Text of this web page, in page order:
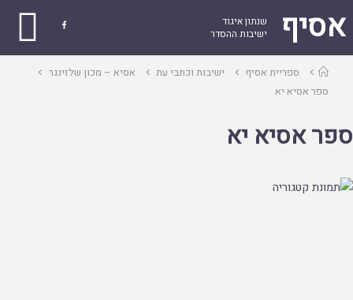
אסיף
שנתון איגוד
ישיבות ההסדר

עמוד
ראשי
ספריית אסיף ישיבות וכתבי עת
אסיא – מכון שלזינגר
ספר אסיא יא
ספר אסיא יא